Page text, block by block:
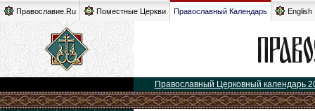
Православие.Ru Поместные Церкви Православный Календарь English
Православный Церковный календарь